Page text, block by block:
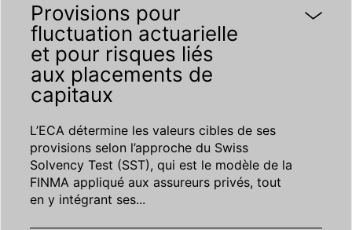
Provisions pour
fluctuation actuarielle
et pour risques liés
aux placements de
capitaux
L’ECA détermine les valeurs cibles de ses
provisions selon l’approche du Swiss
Solvency Test (SST), qui est le modèle de la
FINMA appliqué aux assureurs privés, tout
en y intégrant ses...